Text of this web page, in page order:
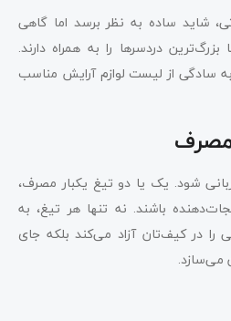
شاید ساده به نظر برسد اما گاهی
دردسرها را به همراه دارند.
سادگی از لیست لوازم آرایش مناسب
شود. یک یا دو تیغ یکبار مصرف،
باشند. نه تنها هر تیغ، به
در کیف‌تان آزاد می‌کند بلکه جای
می‌سازد.